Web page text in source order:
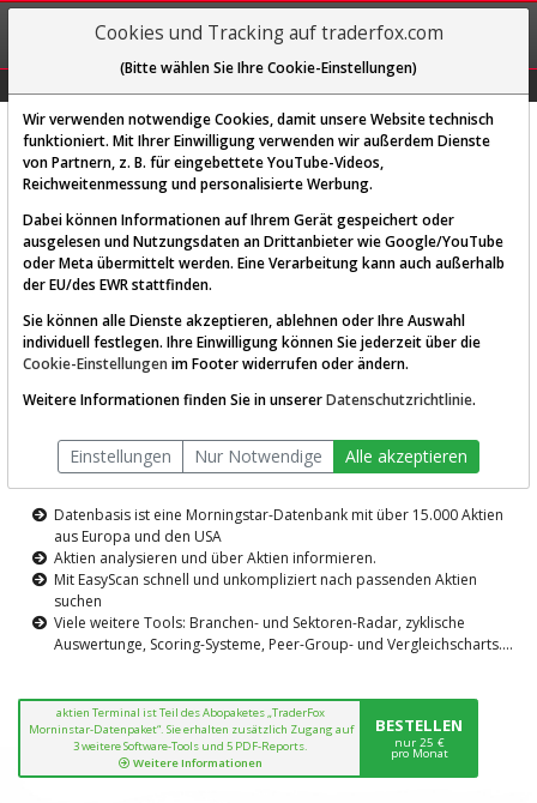
REGIS-
TRIEREN
Diese Funktion ist nur für
AKTIEN-TERMINAL
Die Aktienanalyse-Plattform von
TraderFox
Datenbasis ist eine Morningstar-Datenbank mit über 15.000 Aktien
aus Europa und den USA
Aktien analysieren und über Aktien informieren.
Mit EasyScan schnell und unkompliziert nach passenden Aktien
suchen
Viele weitere Tools: Branchen- und Sektoren-Radar, zyklische
Auswertunge, Scoring-Systeme, Peer-Group- und Vergleichscharts....
aktien Terminal ist Teil des Abopaketes „TraderFox
Morninstar-Datenpaket“. Sie erhalten zusätzlich Zugang auf
3 weitere Software-Tools und 5 PDF-Reports.
Weitere Informationen
BESTELLEN
nur 25 €
pro Monat
Cookies und Tracking auf traderfox.com
(Bitte wählen Sie Ihre Cookie-Einstellungen)
Wir verwenden notwendige Cookies, damit unsere Website technisch
funktioniert. Mit Ihrer Einwilligung verwenden wir außerdem Dienste
von Partnern, z. B. für eingebettete YouTube-Videos,
Reichweitenmessung und personalisierte Werbung.
Dabei können Informationen auf Ihrem Gerät gespeichert oder
ausgelesen und Nutzungsdaten an Drittanbieter wie Google/YouTube
oder Meta übermittelt werden. Eine Verarbeitung kann auch außerhalb
der EU/des EWR stattfinden.
Sie können alle Dienste akzeptieren, ablehnen oder Ihre Auswahl
individuell festlegen. Ihre Einwilligung können Sie jederzeit über die
Cookie-Einstellungen im Footer widerrufen oder ändern.
Weitere Informationen finden Sie in unsererDatenschutzrichtlinie.
Einstellungen Nur Notwendige Alle akzeptieren